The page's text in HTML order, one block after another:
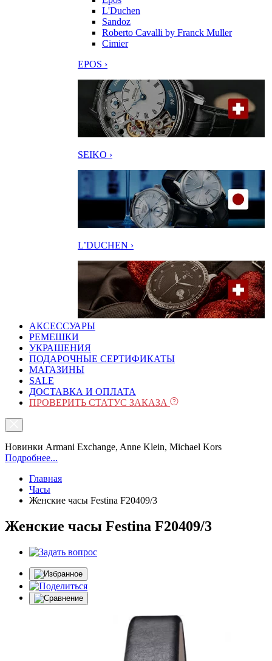
L'Duchen
Sandoz
Roberto Cavalli by Franck Muller
Cimier
EPOS ›
SEIKO ›
L’DUCHEN ›
АКСЕССУАРЫ
РЕМЕШКИ
УКРАШЕНИЯ
ПОДАРОЧНЫЕ СЕРТИФИКАТЫ
МАГАЗИНЫ
SALE
ДОСТАВКА И ОПЛАТА
ПРОВЕРИТЬ СТАТУС ЗАКАЗА
Новинки Armani Exchange, Anne Klein, Michael Kors
Подробнее...
Главная
Часы
Женские часы Festina F20409/3
Женские часы Festina F20409/3